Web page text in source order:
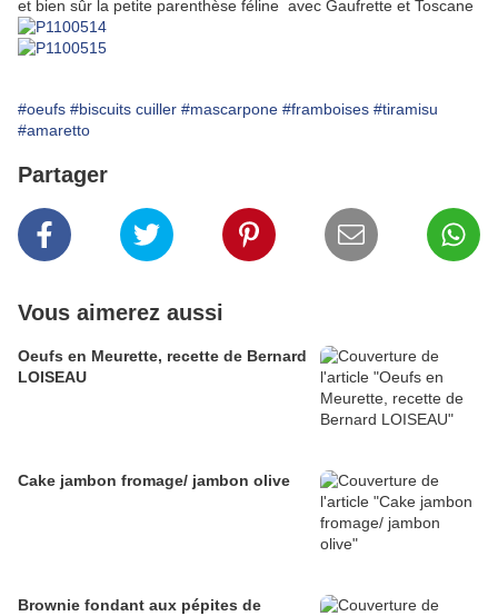
et bien sûr la petite parenthèse féline avec Gaufrette et Toscane
#oeufs #biscuits cuiller #mascarpone #framboises #tiramisu
#amaretto
Partager
Vous aimerez aussi
Oeufs en Meurette, recette de Bernard
LOISEAU
Cake jambon fromage/ jambon olive
Brownie fondant aux pépites de